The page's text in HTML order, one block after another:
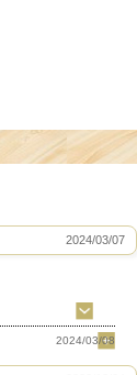
2024/03/07
2024/03/08